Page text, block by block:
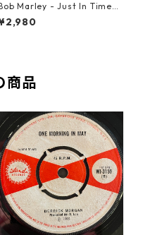
Marley - Just In Time
7-20778】
商品